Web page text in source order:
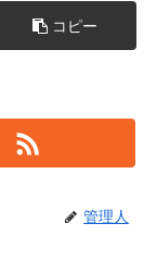
コピー
管理人